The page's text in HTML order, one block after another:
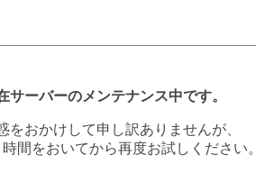
サーバーのメンテナンス中です。
をおかけして申し訳ありませんが、
間をおいてから再度お試しください。